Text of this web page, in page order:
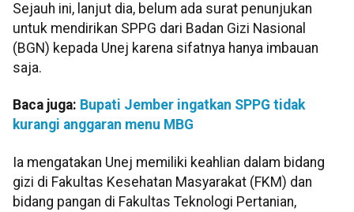
Sejauh ini, lanjut dia, belum ada surat penunjukan
untuk mendirikan SPPG dari Badan Gizi Nasional
(BGN) kepada Unej karena sifatnya hanya imbauan
saja.
Baca juga: Bupati Jember ingatkan SPPG tidak
kurangi anggaran menu MBG
Ia mengatakan Unej memiliki keahlian dalam bidang
gizi di Fakultas Kesehatan Masyarakat (FKM) dan
bidang pangan di Fakultas Teknologi Pertanian,